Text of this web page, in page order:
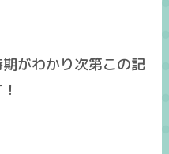
がわかり次第この記